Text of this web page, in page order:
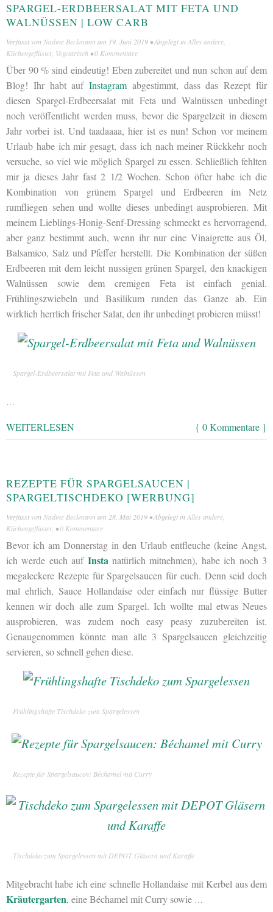
SPARGEL-ERDBEERSALAT MIT FETA UND
WALNÜSSEN | LOW CARB
Verfasst von Nadine Beckmann am 19. Juni 2019 • Abgelegt in Alles andere
Küchengeflüster, Vegetarisch •0 Kommentare
Über 90 % sind eindeutig! Eben zubereitet und nun schon auf dem
Blog! Ihr habt aufInstagram abgestimmt, dass das Rezept für
diesen Spargel-Erdbeersalat mit Feta und Walnüssen unbedingt
noch veröffentlicht werden muss, bevor die Spargelzeit in diesem
Jahr vorbei ist. Und taadaaaa, hier ist es nun! Schon vor meinem
Urlaub habe ich mir gesagt, dass ich nach meiner Rückkehr noch
versuche, so viel wie möglich Spargel zu essen. Schließlich fehlten
mir ja dieses Jahr fast 2 1/2 Wochen. Schon öfter habe ich die
Kombination von grünem Spargel und Erdbeeren im Netz
rumfliegen sehen und wollte dieses unbedingt ausprobieren. Mit
meinem Lieblings-Honig-Senf-Dressing schmeckt es hervorragend,
aber ganz bestimmt auch, wenn ihr nur eine Vinaigrette aus Öl,
Balsamico, Salz und Pfeffer herstellt. Die Kombination der süßen
Erdbeeren mit dem leicht nussigen grünen Spargel, den knackigen
Walnüssen sowie dem cremigen Feta ist einfach genial.
Frühlingszwiebeln und Basilikum runden das Ganze ab. Ein
wirklich herrlich frischer Salat, den ihr unbedingt probieren müsst!
Spargel-Erdbeersalat mit Feta und Walnüssen
…
WEITERLESEN { 0 Kommentare }
REZEPTE FÜR SPARGELSAUCEN |
SPARGELTISCHDEKO [WERBUNG]
Verfasst von Nadine Beckmann am 28. Mai 2019 • Abgelegt in Alles andere
Küchengeflüster, •0 Kommentare
Bevor ich am Donnerstag in den Urlaub entfleuche (keine Angst,
ich werde euch auf Insta natürlich mitnehmen), habe ich noch 3
megaleckere Rezepte für Spargelsaucen für euch. Denn seid doch
mal ehrlich, Sauce Hollandaise oder einfach nur flüssige Butter
kennen wir doch alle zum Spargel. Ich wollte mal etwas Neues
ausprobieren, was zudem noch easy peasy zuzubereiten ist.
Genaugenommen könnte man alle 3 Spargelsaucen gleichzeitig
servieren, so schnell gehen diese.
Frühlingshafte Tischdeko zum Spargelessen
Rezepte für Spargelsaucen: Béchamel mit Curry
Tischdeko zum Spargelessen mit DEPOT Gläsern und Karaffe
Mitgebracht habe ich eine schnelle Hollandaise mit Kerbel aus dem
Kräutergarten, eine Béchamel mit Curry sowie …